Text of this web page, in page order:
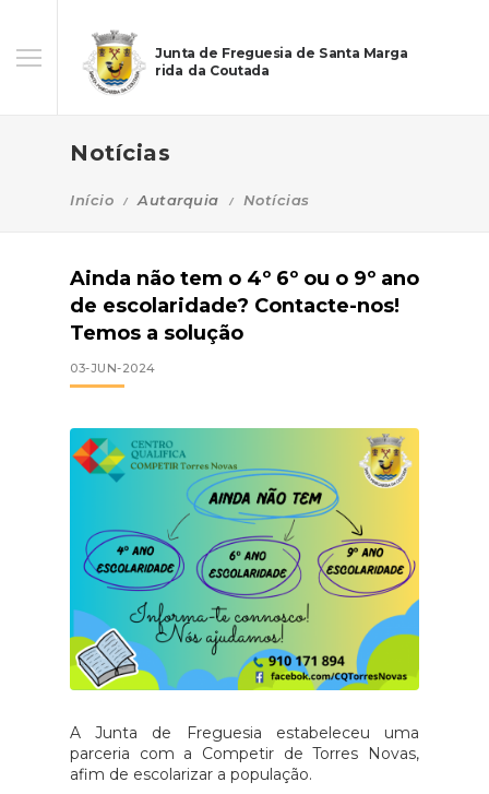
Junta de Freguesia de Santa Marga
rida da Coutada
Notícias
Início Autarquia Notícias
Ainda não tem o 4º 6º ou o 9º ano
de escolaridade? Contacte-nos!
Temos a solução
03-JUN-2024
A Junta de Freguesia estabeleceu uma
parceria com a Competir de Torres Novas,
afim de escolarizar a população.